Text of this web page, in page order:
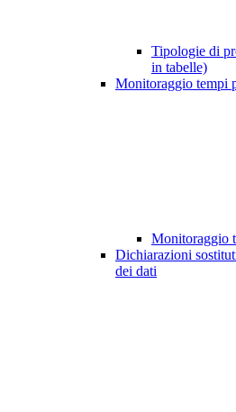
Tipologie di
in tabelle)
Monitoraggio tempi
Monitoraggio
Dichiarazioni
dei dati